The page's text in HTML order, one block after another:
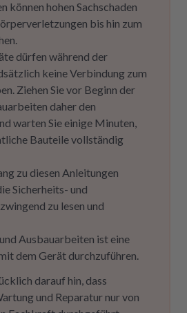
können hohen Sachschaden
bis hin zum
dürfen während der
keine Verbindung zum
Ziehen Sie vor Beginn der
daher den
warten Sie einige Minuten,
Bauteile vollständig
zu diesen Anleitungen
Sicherheits- und
zu lesen und
Ausbauarbeiten ist eine
dem Gerät durchzuführen.
darauf hin, dass
und Reparatur nur von